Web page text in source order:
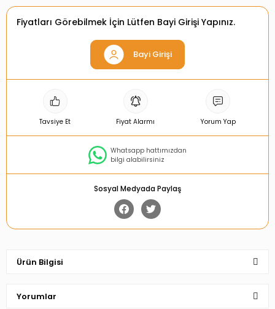
Fiyatları Görebilmek İçin Lütfen Bayi Girişi Yapınız.
Bayi Girişi
Tavsiye Et Fiyat Alarmı Yorum Yap
Whatsapp hattımızdan
bilgi alabilirsiniz
Sosyal Medyada Paylaş
Ürün Bilgisi
Yorumlar